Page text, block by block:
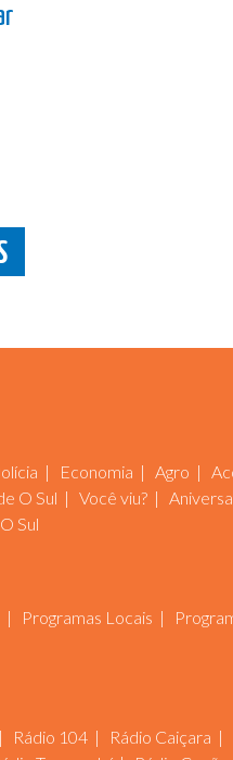
Economia Agro
O Sul Você viu?
Sul
Programas Locais
Rádio 104 Rádio Caiçara